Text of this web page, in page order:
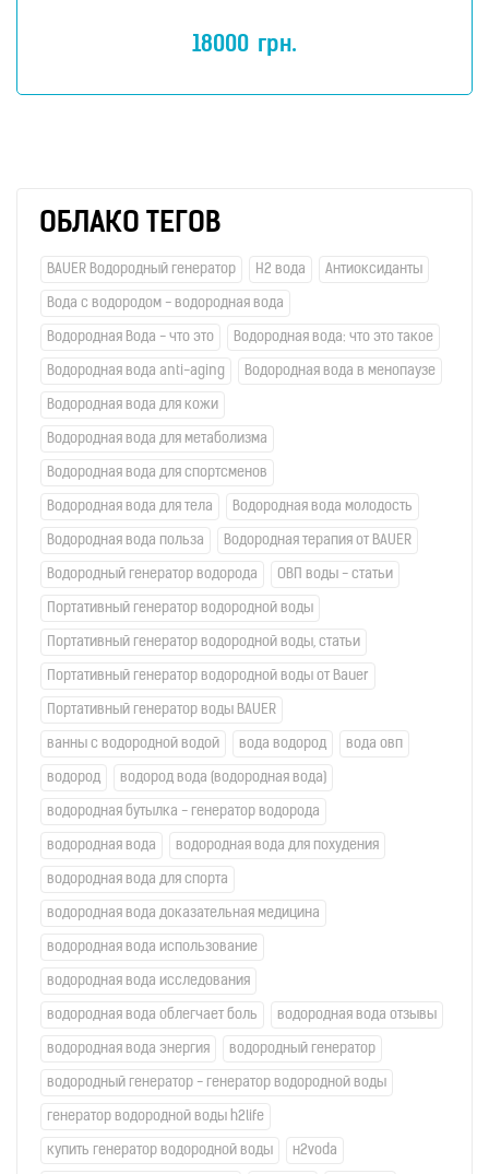
18000 грн.
ОБЛАКО ТЕГОВ
BAUER Водородный генератор H2 вода Антиоксиданты
Вода с водородом - водородная вода
Водородная Вода - что это Водородная вода: что это такое
Водородная вода anti-aging Водородная вода в менопаузе
Водородная вода для кожи
Водородная вода для метаболизма
Водородная вода для спортсменов
Водородная вода для тела Водородная вода молодость
Водородная вода польза Водородная терапия от BAUER
Водородный генератор водорода ОВП воды - статьи
Портативный генератор водородной воды
Портативный генератор водородной воды, статьи
Портативный генератор водородной воды от Bauer
Портативный генератор воды BAUER
ванны с водородной водой вода водород вода овп
водород водород вода (водородная вода)
водородная бутылка - генератор водорода
водородная вода водородная вода для похудения
водородная вода для спорта
водородная вода доказательная медицина
водородная вода использование
водородная вода исследования
водородная вода облегчает боль водородная вода отзывы
водородная вода энергия водородный генератор
водородный генератор - генератор водородной воды
генератор водородной воды h2life
купить генератор водородной воды н2voda